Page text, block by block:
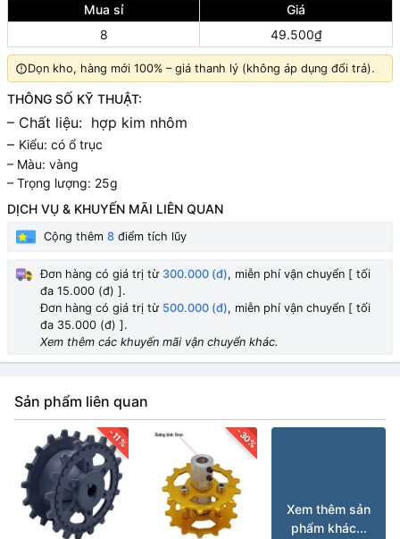
Mua sỉ
Giá
8
49.500₫
Dọn kho, hàng mới 100% – giá thanh lý (không áp dụng đổi trả).
THÔNG SỐ KỸ THUẬT:
– Chất liệu: hợp kim nhôm
– Kiểu: có ổ trục
– Màu: vàng
– Trọng lượng: 25g
DỊCH VỤ & KHUYẾN MÃI LIÊN QUAN
Cộng thêm 8 điểm tích lũy
Đơn hàng có giá trị từ 300.000 (đ), miễn phí vận chuyển [ tối
đa 15.000 (đ) ].
Đơn hàng có giá trị từ 500.000 (đ), miễn phí vận chuyển [ tối
đa 35.000 (đ) ].
Xem thêm các khuyến mãi vận chuyển khác.
Sản phẩm liên quan
-11% -30%
Xem thêm sản
phẩm khác...